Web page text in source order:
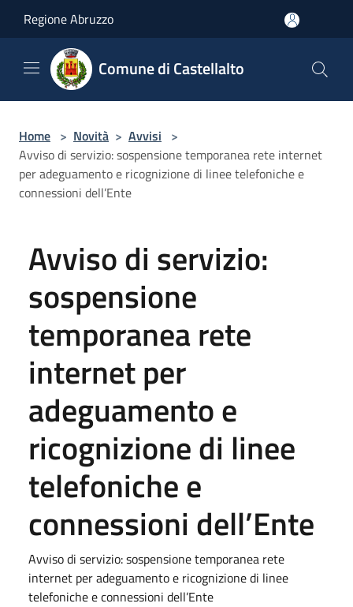
Regione Abruzzo
Comune di Castellalto
Home > Novità > Avvisi >
Avviso di servizio: sospensione temporanea rete internet
per adeguamento e ricognizione di linee telefoniche e
connessioni dell’Ente
Avviso di servizio:
sospensione
temporanea rete
internet per
adeguamento e
ricognizione di linee
telefoniche e
connessioni dell’Ente
Avviso di servizio: sospensione temporanea rete
internet per adeguamento e ricognizione di linee
telefoniche e connessioni dell’Ente